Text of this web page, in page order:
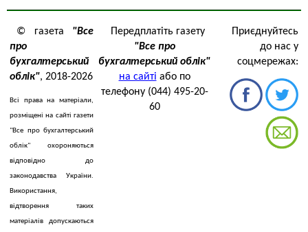
© газета "Все
про
бухгалтерський
облік", 2018-2026
Всі права на матеріали,
розміщені на сайті газети
"Все про бухгалтерський
облік" охороняються
відповідно до
законодавства України.
Використання,
відтворення таких
матеріалів допускаються
Передплатіть газету
"Все про
бухгалтерський облік"
на сайті або по
телефону (044) 495-20-
60
Приєднуйтесь
до нас у
соцмережах: